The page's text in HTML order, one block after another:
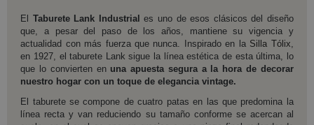
El Taburete Lank Industriales uno de esos clásicos del diseño
que, a pesar del paso de los años, mantiene su vigencia y
actualidad con más fuerza que nunca. Inspirado en la Silla Tólix,
en 1927, el taburete Lank sigue la línea estética de esta última, lo
que lo convierten en una apuesta segura a la hora de decorar
nuestro hogar con un toque de elegancia vintage.
El taburete se compone de cuatro patas en las que predomina la
línea recta y van reduciendo su tamaño conforme se acercan al